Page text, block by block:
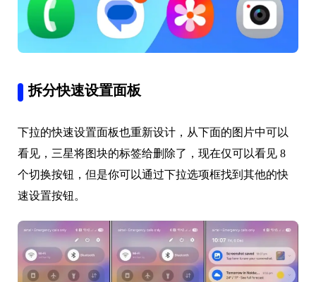
拆分快速设置面板
下拉的快速设置面板也重新设计，从下面的图片中可以
看见，三星将图块的标签给删除了，现在仅可以看见 8
个切换按钮，但是你可以通过下拉选项框找到其他的快
速设置按钮。